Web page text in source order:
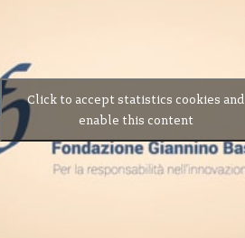
Click to accept statistics cookies and
enable this content